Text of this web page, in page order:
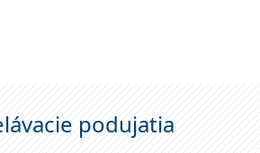
podujatia